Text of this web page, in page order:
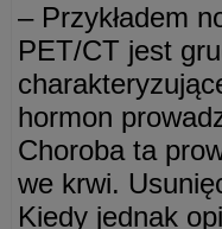
– Przykładem
PET/CT jest
hormon
Choroba ta
we krwi.
Kiedy jednak